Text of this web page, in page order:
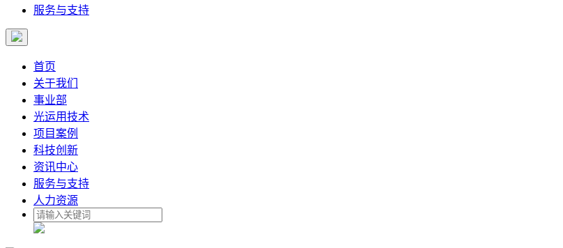
服务与支持
首页
关于我们
事业部
光运用技术
项目案例
科技创新
资讯中心
服务与支持
人力资源